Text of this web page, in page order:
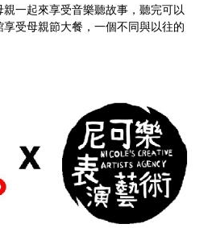
親一起來享受音樂聽故事，聽完可以
受母親節大餐，一個不同與以往的